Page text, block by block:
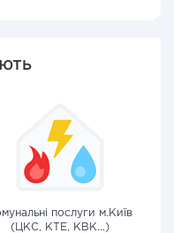
послуги м.Київ
(ЦКС, КТЕ, КВК...)